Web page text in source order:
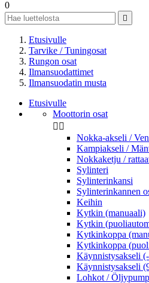
0

Etusivulle
Tarvike / Tuningosat
Rungon osat
Ilmansuodattimet
Ilmansuodatin musta
Etusivulle
Moottorin osat
 
Nokka-akseli /
Kampiakseli /
Nokkaketju /
Sylinteri
Sylinterinkansi
Sylinterinkannen
Keihin
Kytkin (manuaali)
Kytkin
Kytkinkoppa
Kytkinkoppa
Käynnistysakseli
Käynnistysakseli
Lohkot /